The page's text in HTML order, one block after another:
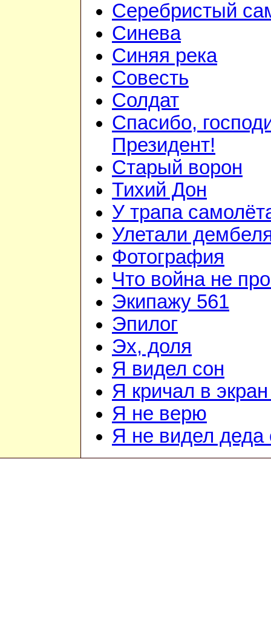
Серебристый
Синева
Синяя река
Совесть
Солдат
Спасибо,
Президент!
Старый ворон
Тихий Дон
У трапа
Улетали
Фотография
Что война не
Экипажу 561
Эпилог
Эх, доля
Я видел сон
Я кричал в
Я не верю
Я не видел деда